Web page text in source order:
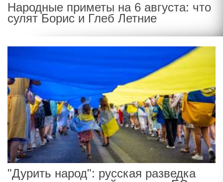
Народные приметы на 6 августа: что
сулят Борис и Глеб Летние
"Дурить народ": русская разведка